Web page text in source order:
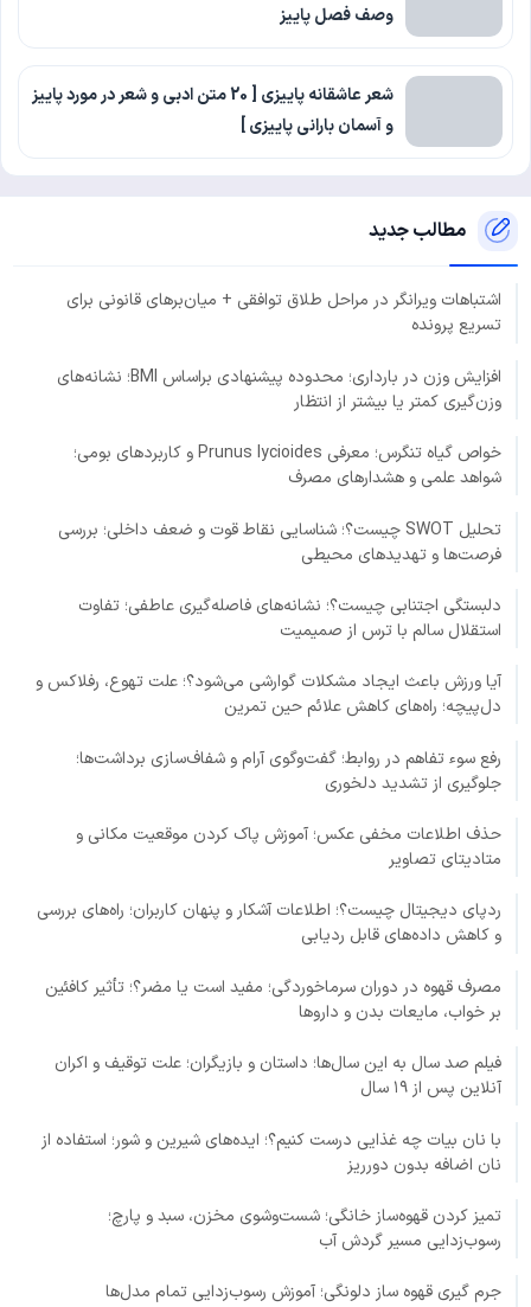
وصف فصل پاییز
شعر عاشقانه پاییزی [ 20 متن ادبی و شعر در مورد پاییز
و آسمان بارانی پاییزی ]
مطالب جدید
اشتباهات ویرانگر در مراحل طلاق توافقی + میان‌برهای قانونی برای
تسریع پرونده
افزایش وزن در بارداری؛ محدوده پیشنهادی براساس BMI؛ نشانه‌های
وزن‌گیری کمتر یا بیشتر از انتظار
خواص گیاه تنگرس؛ معرفی Prunus lycioides و کاربردهای بومی؛
شواهد علمی و هشدارهای مصرف
تحلیل SWOT چیست؟؛ شناسایی نقاط قوت و ضعف داخلی؛ بررسی
فرصت‌ها و تهدیدهای محیطی
دلبستگی اجتنابی چیست؟؛ نشانه‌های فاصله‌گیری عاطفی؛ تفاوت
استقلال سالم با ترس از صمیمیت
آیا ورزش باعث ایجاد مشکلات گوارشی می‌شود؟؛ علت تهوع، رفلاکس و
دل‌پیچه؛ راه‌های کاهش علائم حین تمرین
رفع سوء تفاهم در روابط؛ گفت‌وگوی آرام و شفاف‌سازی برداشت‌ها؛
جلوگیری از تشدید دلخوری
حذف اطلاعات مخفی عکس؛ آموزش پاک کردن موقعیت مکانی و
متادیتای تصاویر
ردپای دیجیتال چیست؟؛ اطلاعات آشکار و پنهان کاربران؛ راه‌های بررسی
و کاهش داده‌های قابل ردیابی
مصرف قهوه در دوران سرماخوردگی؛ مفید است یا مضر؟؛ تأثیر کافئین
بر خواب، مایعات بدن و داروها
فیلم صد سال به این سال‌ها؛ داستان و بازیگران؛ علت توقیف و اکران
آنلاین پس از ۱۹ سال
با نان بیات چه غذایی درست کنیم؟؛ ایده‌های شیرین و شور؛ استفاده از
نان اضافه بدون دورریز
تمیز کردن قهوه‌ساز خانگی؛ شست‌وشوی مخزن، سبد و پارچ؛
رسوب‌زدایی مسیر گردش آب
جرم گیری قهوه ساز دلونگی؛ آموزش رسوب‌زدایی تمام مدل‌ها